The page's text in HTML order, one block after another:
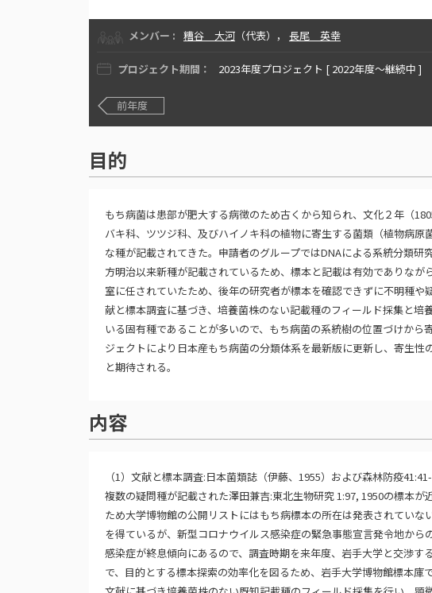
メンバー : 糟谷 大河 （代表）， 長尾 英幸
プロジェクト期間： 2023年度プロジェクト [ 2022年度〜継続中 ]
前年度
目的
もち病菌は患部が肥大する病徴のため古くから知られ、文化２年（
バキ科、ツツジ科、及びハイノキ科の植物に寄生する菌類（植物病
な種が記載されてきた。申請者のグループではDNAによる系統分類
方明治以来新種が記載されているため、標本と記載は有効でありな
室に任されていたため、後年の研究者が標本を確認できずに不明種
献と標本調査に基づき、培養菌株のない記載種のフィールド採集と
いる固有種であることが多いので、もち病菌の系統樹の位置づけか
ジェクトにより日本産もち病菌の分類体系を最新版に更新し、寄生
と期待される。
内容
（1）文献と標本調査:日本菌類誌（伊藤、1955）および森林防疫
複数の疑問種が記載された澤田兼吉:東北生物研究 1:97, 1950の標本
ため大学博物館の公開リストにはもち病標本の所在は発表されてい
を得ているが、新型コロナウイルス感染症の緊急事態宣言発令地か
感染症が終息傾向にあるので、調査時期を来年度、岩手大学と交渉
で、目的とする標本探索の効率化を図るため、岩手大学博物館標本庫